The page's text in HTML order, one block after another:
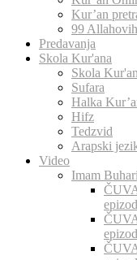
Kur’an
99
Predavanja
Skola Kur'ana
Skola
Sufara
Halka
Hifz
Tedzvid
Arapski
Video
Imam